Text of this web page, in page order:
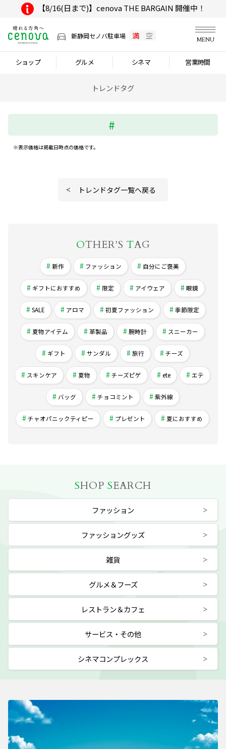
【8/16(日まで)】cenova THE BARGAIN 開催中！
新静岡セノバ駐車場 満 空 MENU
ショップ グルメ シネマ 営業時間
トレンドタグ
※表示価格は掲載日時点の価格です。
トレンドタグ一覧へ戻る
OTHER'S TAG
新作 ファッション 自分にご褒美
ギフトにおすすめ 限定 アイウェア 眼鏡
SALE アロマ 初夏ファッション 季節限定
夏物アイテム 革製品 腕時計 スニーカー
ギフト サンダル 旅行 チーズ
スキンケア 夏物 チーズピゲ ete エテ
バッグ チョコミント 紫外線
チャオパニックティピー プレゼント 夏におすすめ
SHOP SEARCH
ファッション
ファッショングッズ
雑貨
グルメ＆フーズ
レストラン＆カフェ
サービス・その他
シネマコンプレックス